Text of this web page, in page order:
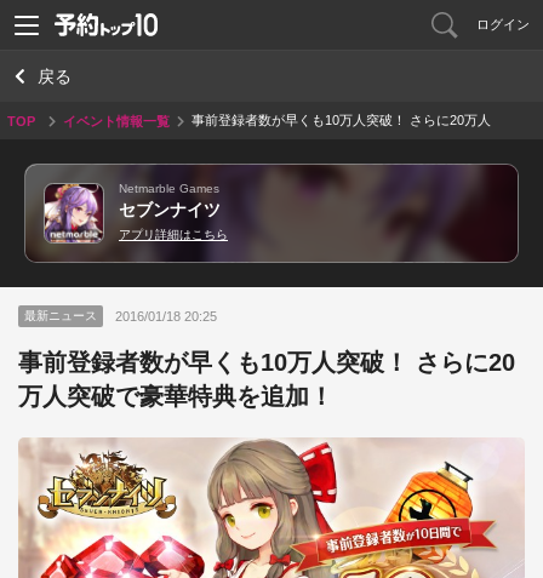
ログイン
戻る
TOP イベント情報一覧
事前登録者数が早くも10万人突破！ さらに20万人
Netmarble Games
セブンナイツ
アプリ詳細はこちら
最新ニュース 2016/01/18 20:25
事前登録者数が早くも10万人突破！ さらに20
万人突破で豪華特典を追加！